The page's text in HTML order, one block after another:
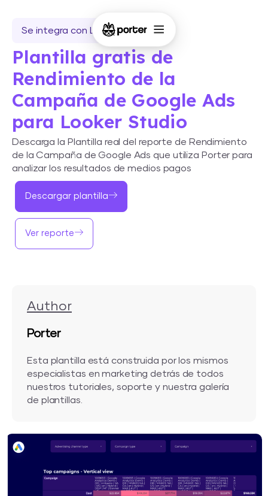
Se integra con Looker Studio
Plantilla gratis de
Rendimiento de la
Campaña de Google Ads
para Looker Studio
Descarga la Plantilla real del reporte de Rendimiento
de la Campaña de Google Ads que utiliza Porter para
analizar los resultados de medios pagos
Descargar plantilla
Ver reporte
Author
Porter
Esta plantilla está construida por los mismos
especialistas en marketing detrás de todos
nuestros tutoriales, soporte y nuestra galería
de plantillas.